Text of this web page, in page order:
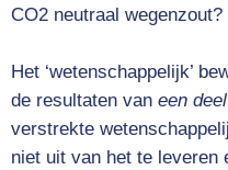
CO2 neutraal wegenzout?
Het ‘wetenschappelijk’
de resultaten van een deel
verstrekte
niet uit van het te leveren